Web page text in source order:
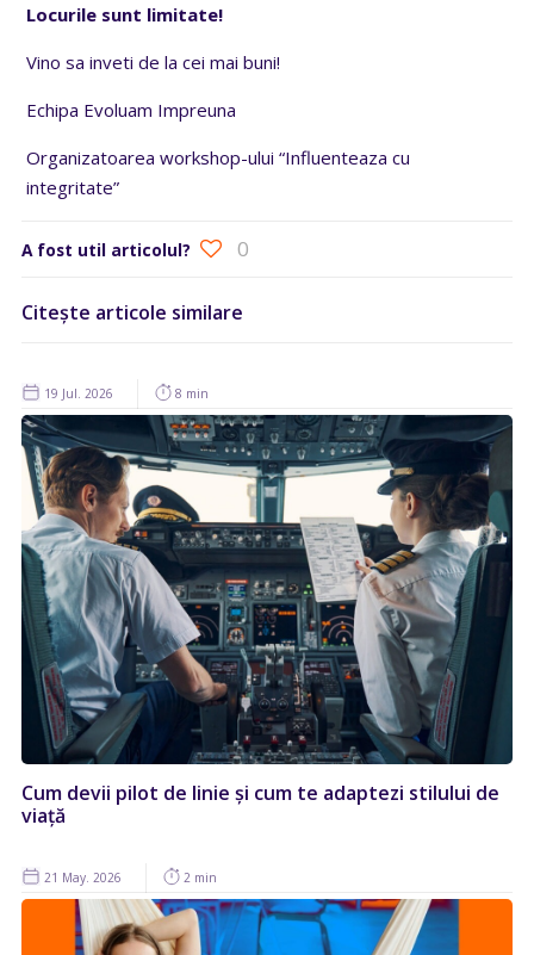
Locurile sunt limitate!
Vino sa inveti de la cei mai buni!
Echipa Evoluam Impreuna
Organizatoarea workshop-ului “Influenteaza cu
integritate”
A fost util articolul? 0
Citește articole similare
19 Jul. 2026 8 min
Cum devii pilot de linie și cum te adaptezi stilului de
viață
21 May. 2026 2 min